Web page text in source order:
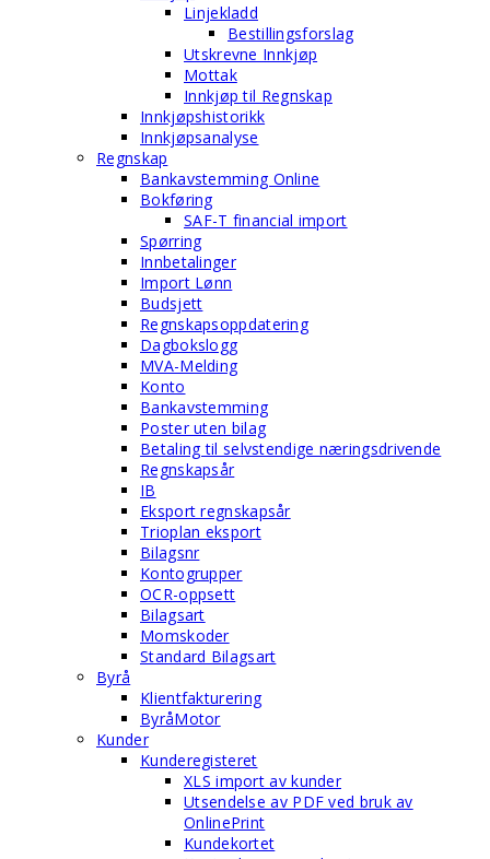
Linjekladd
Bestillingsforslag
Utskrevne Innkjøp
Mottak
Innkjøp til Regnskap
Innkjøpshistorikk
Innkjøpsanalyse
Regnskap
Bankavstemming Online
Bokføring
SAF-T financial import
Spørring
Innbetalinger
Import Lønn
Budsjett
Regnskapsoppdatering
Dagbokslogg
MVA-Melding
Konto
Bankavstemming
Poster uten bilag
Betaling til selvstendige næringsdrivende
Regnskapsår
IB
Eksport regnskapsår
Trioplan eksport
Bilagsnr
Kontogrupper
OCR-oppsett
Bilagsart
Momskoder
Standard Bilagsart
Byrå
Klientfakturering
ByråMotor
Kunder
Kunderegisteret
XLS import av kunder
Utsendelse av PDF ved bruk av
OnlinePrint
Kundekortet